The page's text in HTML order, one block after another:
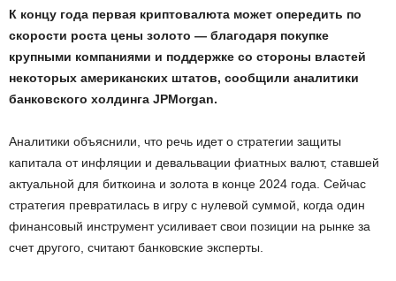
К концу года первая криптовалюта может опередить по
скорости роста цены золото — благодаря покупке
крупными компаниями и поддержке со стороны властей
некоторых американских штатов, сообщили аналитики
банковского холдинга JPMorgan.
Аналитики объяснили, что речь идет о стратегии защиты
капитала от инфляции и девальвации фиатных валют, ставшей
актуальной для биткоина и золота в конце 2024 года. Сейчас
стратегия превратилась в игру с нулевой суммой, когда один
финансовый инструмент усиливает свои позиции на рынке за
счет другого, считают банковские эксперты.